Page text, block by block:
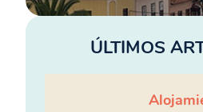
ÚLTIMOS